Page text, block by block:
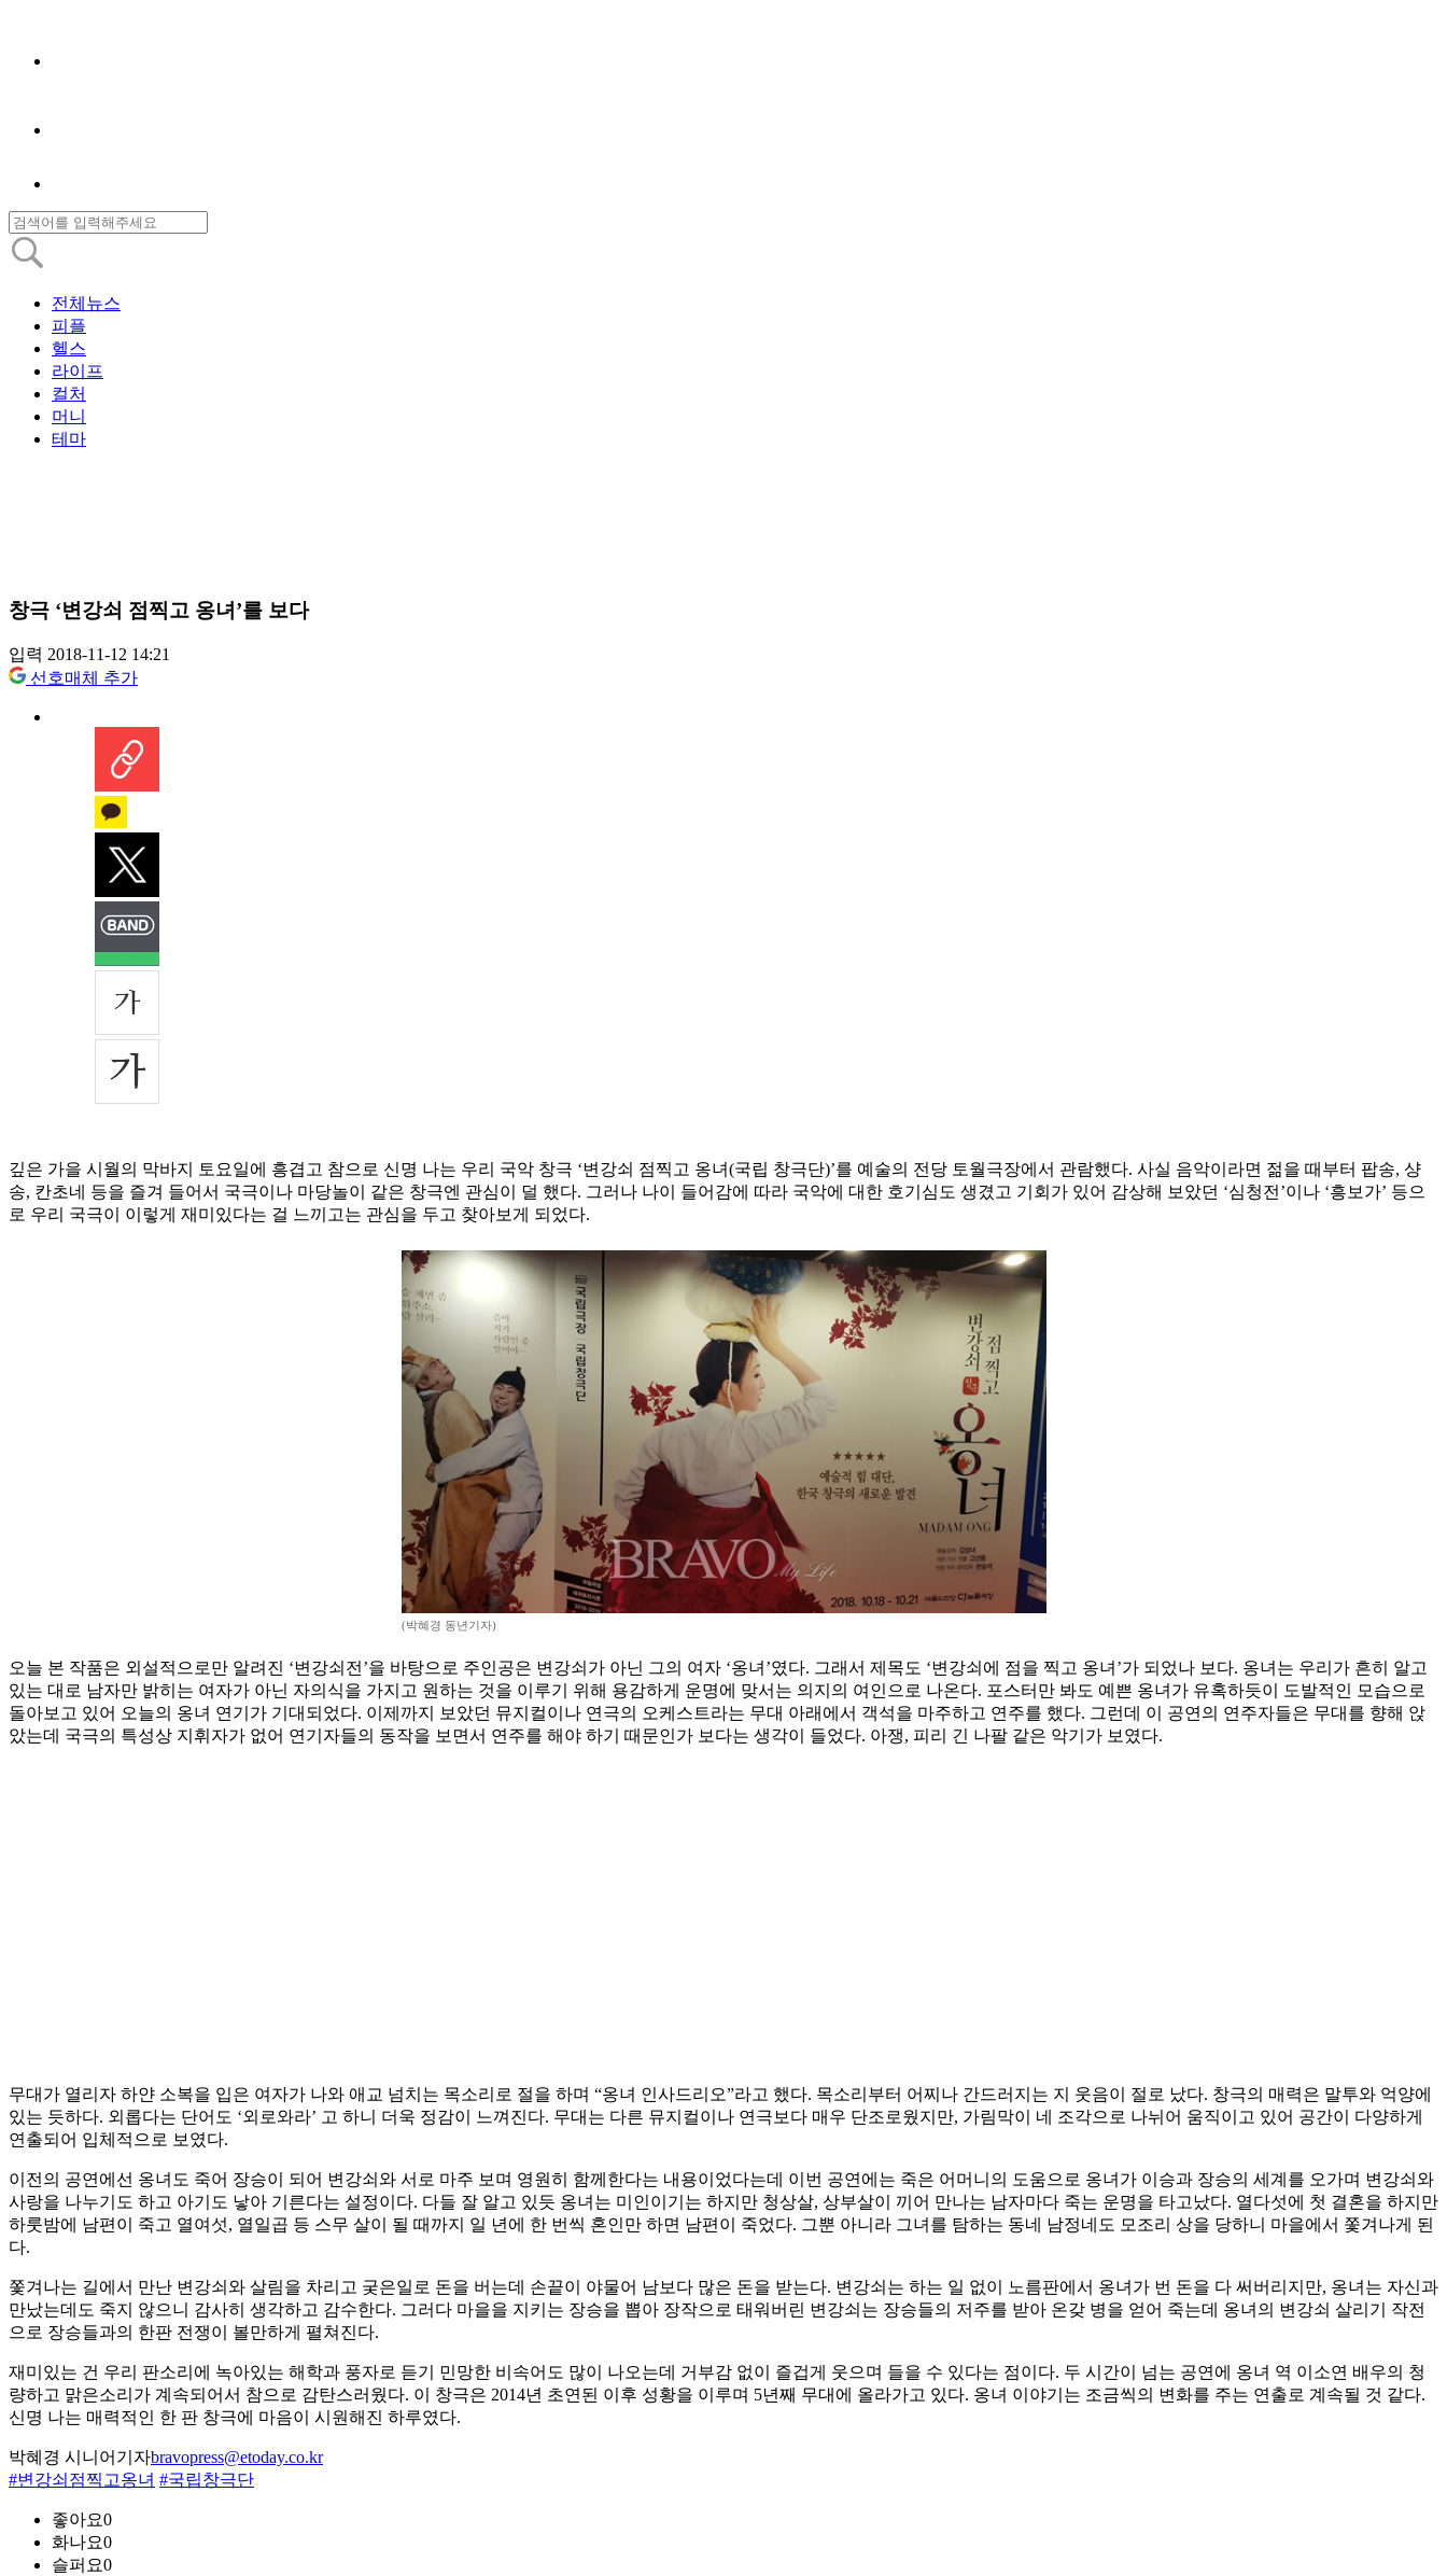
전체뉴스
피플
헬스
라이프
컬처
머니
테마
창극 ‘변강쇠 점찍고 옹녀’를 보다
입력 2018-11-12 14:21
선호매체 추가
깊은 가을 시월의 막바지 토요일에 흥겹고 참으로 신명 나는 우리 국악 창극 ‘변강쇠 점찍고 옹녀(국립 창극단)’를 예술의 전당 토월극장에서 관람했다. 사실 음악이라면 젊을 때부터 팝송, 샹
송, 칸초네 등을 즐겨 들어서 국극이나 마당놀이 같은 창극엔 관심이 덜 했다. 그러나 나이 들어감에 따라 국악에 대한 호기심도 생겼고 기회가 있어 감상해 보았던 ‘심청전’이나 ‘흥보가’ 등으
로 우리 국극이 이렇게 재미있다는 걸 느끼고는 관심을 두고 찾아보게 되었다.
(박혜경 동년기자)
오늘 본 작품은 외설적으로만 알려진 ‘변강쇠전’을 바탕으로 주인공은 변강쇠가 아닌 그의 여자 ‘옹녀’였다. 그래서 제목도 ‘변강쇠에 점을 찍고 옹녀’가 되었나 보다. 옹녀는 우리가 흔히 알고
있는 대로 남자만 밝히는 여자가 아닌 자의식을 가지고 원하는 것을 이루기 위해 용감하게 운명에 맞서는 의지의 여인으로 나온다. 포스터만 봐도 예쁜 옹녀가 유혹하듯이 도발적인 모습으로
돌아보고 있어 오늘의 옹녀 연기가 기대되었다. 이제까지 보았던 뮤지컬이나 연극의 오케스트라는 무대 아래에서 객석을 마주하고 연주를 했다. 그런데 이 공연의 연주자들은 무대를 향해 앉
았는데 국극의 특성상 지휘자가 없어 연기자들의 동작을 보면서 연주를 해야 하기 때문인가 보다는 생각이 들었다. 아쟁, 피리 긴 나팔 같은 악기가 보였다.
무대가 열리자 하얀 소복을 입은 여자가 나와 애교 넘치는 목소리로 절을 하며 “옹녀 인사드리오”라고 했다. 목소리부터 어찌나 간드러지는 지 웃음이 절로 났다. 창극의 매력은 말투와 억양에
있는 듯하다. 외롭다는 단어도 ‘외로와라’ 고 하니 더욱 정감이 느껴진다. 무대는 다른 뮤지컬이나 연극보다 매우 단조로웠지만, 가림막이 네 조각으로 나뉘어 움직이고 있어 공간이 다양하게
연출되어 입체적으로 보였다.
이전의 공연에선 옹녀도 죽어 장승이 되어 변강쇠와 서로 마주 보며 영원히 함께한다는 내용이었다는데 이번 공연에는 죽은 어머니의 도움으로 옹녀가 이승과 장승의 세계를 오가며 변강쇠와
사랑을 나누기도 하고 아기도 낳아 기른다는 설정이다. 다들 잘 알고 있듯 옹녀는 미인이기는 하지만 청상살, 상부살이 끼어 만나는 남자마다 죽는 운명을 타고났다. 열다섯에 첫 결혼을 하지만
하룻밤에 남편이 죽고 열여섯, 열일곱 등 스무 살이 될 때까지 일 년에 한 번씩 혼인만 하면 남편이 죽었다. 그뿐 아니라 그녀를 탐하는 동네 남정네도 모조리 상을 당하니 마을에서 쫓겨나게 된
다.
쫓겨나는 길에서 만난 변강쇠와 살림을 차리고 궂은일로 돈을 버는데 손끝이 야물어 남보다 많은 돈을 받는다. 변강쇠는 하는 일 없이 노름판에서 옹녀가 번 돈을 다 써버리지만, 옹녀는 자신과
만났는데도 죽지 않으니 감사히 생각하고 감수한다. 그러다 마을을 지키는 장승을 뽑아 장작으로 태워버린 변강쇠는 장승들의 저주를 받아 온갖 병을 얻어 죽는데 옹녀의 변강쇠 살리기 작전
으로 장승들과의 한판 전쟁이 볼만하게 펼쳐진다.
재미있는 건 우리 판소리에 녹아있는 해학과 풍자로 듣기 민망한 비속어도 많이 나오는데 거부감 없이 즐겁게 웃으며 들을 수 있다는 점이다. 두 시간이 넘는 공연에 옹녀 역 이소연 배우의 청
량하고 맑은소리가 계속되어서 참으로 감탄스러웠다. 이 창극은 2014년 초연된 이후 성황을 이루며 5년째 무대에 올라가고 있다. 옹녀 이야기는 조금씩의 변화를 주는 연출로 계속될 것 같다.
신명 나는 매력적인 한 판 창극에 마음이 시원해진 하루였다.
박혜경 시니어기자bravopress@etoday.co.kr
#변강쇠점찍고옹녀 #국립창극단
좋아요0
화나요0
슬퍼요0